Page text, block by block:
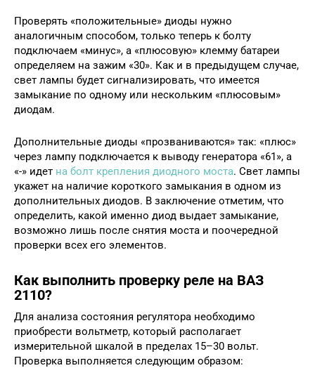
Проверять «положительные» диоды нужно
аналогичным способом, только теперь к болту
подключаем «минус», а «плюсовую» клемму батареи
определяем на зажим «30». Как и в предыдущем случае,
свет лампы будет сигнализировать, что имеется
замыкание по одному или нескольким «плюсовым»
диодам.
Дополнительные диоды «прозваниваются» так: «плюс»
через лампу подключается к выводу генератора «61», а
«-» идет на болт крепления диодного моста. Свет лампы
укажет на наличие короткого замыкания в одном из
дополнительных диодов. В заключение отметим, что
определить, какой именно диод выдает замыкание,
возможно лишь после снятия моста и поочередной
проверки всех его элементов.
Как выполнить проверку реле на ВАЗ
2110?
Для анализа состояния регулятора необходимо
приобрести вольтметр, который располагает
измерительной шкалой в пределах 15–30 вольт.
Проверка выполняется следующим образом: